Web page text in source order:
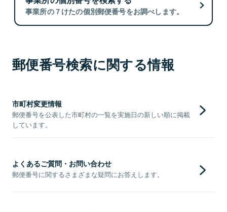
事業所の７けたの個別郵便番号をお調べします。
郵便番号検索に関する情報
市町村変更情報
郵便番号を公表した市町村の一覧を実施日の新しい順に掲載
しています。
よくあるご質問・お問い合わせ
郵便番号に関するさまざまな疑問にお答えします。